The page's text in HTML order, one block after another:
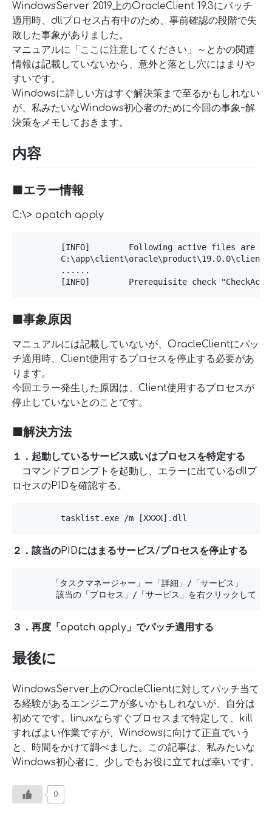
WindowsServer 2019上のOracleClient 19.3にパッチ
適用時、dllプロセス占有中のため、事前確認の段階で失
敗した事象がありました。
マニュアルに「ここに注意してください」～とかの関連
情報は記載していないから、意外と落とし穴にはまりや
すいです。
Windowsに詳しい方はすぐ解決策まで至るかもしれない
が、私みたいなWindows初心者のために今回の事象~解
決策をメモしておきます。
内容
■エラー情報
C:\> opatch apply
[INFO]        Following active files are
        ......
[INFO]        Prerequisite check
■事象原因
マニュアルには記載していないが、OracleClientにパッ
チ適用時、Client使用するプロセスを停止する必要があ
ります。
今回エラー発生した原因は、Client使用するプロセスが
停止していないとのことです。
■解決方法
１．起動しているサービス或いはプロセスを特定する
コマンドプロンプトを起動し、エラーに出ているdllプ
ロセスのPIDを確認する。
        tasklist.exe /m [XXXX].dll
２．該当のPIDにはまるサービス/プロセスを停止する
      「タスクマネージャー」ー「詳細」/「サービス」
該当の「プロセス」/「サービス」を右クリックして「
３．再度「opatch apply」でパッチ適用する
最後に
WindowsServer上のOracleClientに対してパッチ当て
る経験があるエンジニアが多いかもしれないが、自分は
初めてです。linuxならすぐプロセスまで特定して、kill
すればよい作業ですが、Windowsに向けて正直でいう
と、時間をかけて調べました。この記事は、私みたいな
Windows初心者に、少しでもお役に立てれば幸いです。
0